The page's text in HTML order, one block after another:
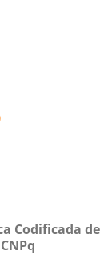
Codificada